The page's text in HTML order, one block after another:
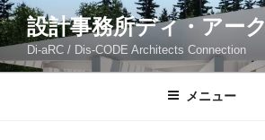
コ
ン
ン
設計事務所ディ・アーク
Di-aRC / Dis-CODE Architects Connection
メニュー